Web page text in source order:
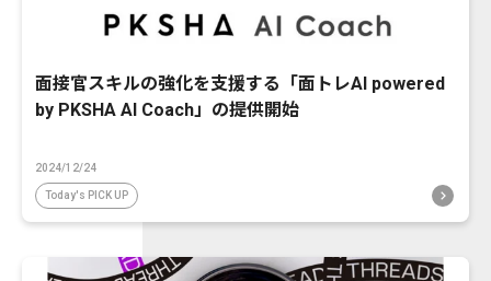
面接官スキルの強化を支援する「面トレAI powered
by PKSHA AI Coach」の提供開始
2024/12/24
Today's PICK UP